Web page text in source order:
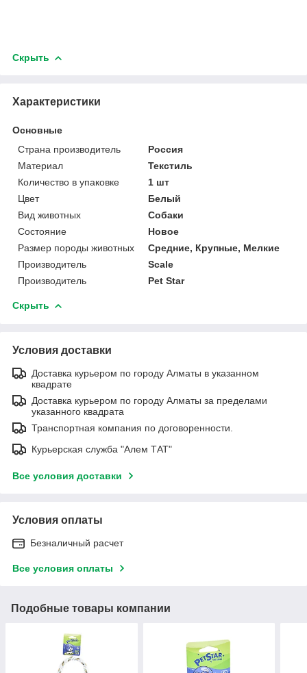
Скрыть
Характеристики
Основные
Страна производитель
Россия
Материал
Текстиль
Количество в упаковке
1 шт
Цвет
Белый
Вид животных
Собаки
Состояние
Новое
Размер породы животных
Средние, Крупные, Мелкие
Производитель
Scale
Производитель
Pet Star
Скрыть
Условия доставки
Доставка курьером по городу Алматы в указанном
квадрате
Доставка курьером по городу Алматы за пределами
указанного квадрата
Транспортная компания по договоренности.
Курьерская служба "Алем ТАТ"
Все условия доставки
Условия оплаты
Безналичный расчет
Все условия оплаты
Подобные товары компании